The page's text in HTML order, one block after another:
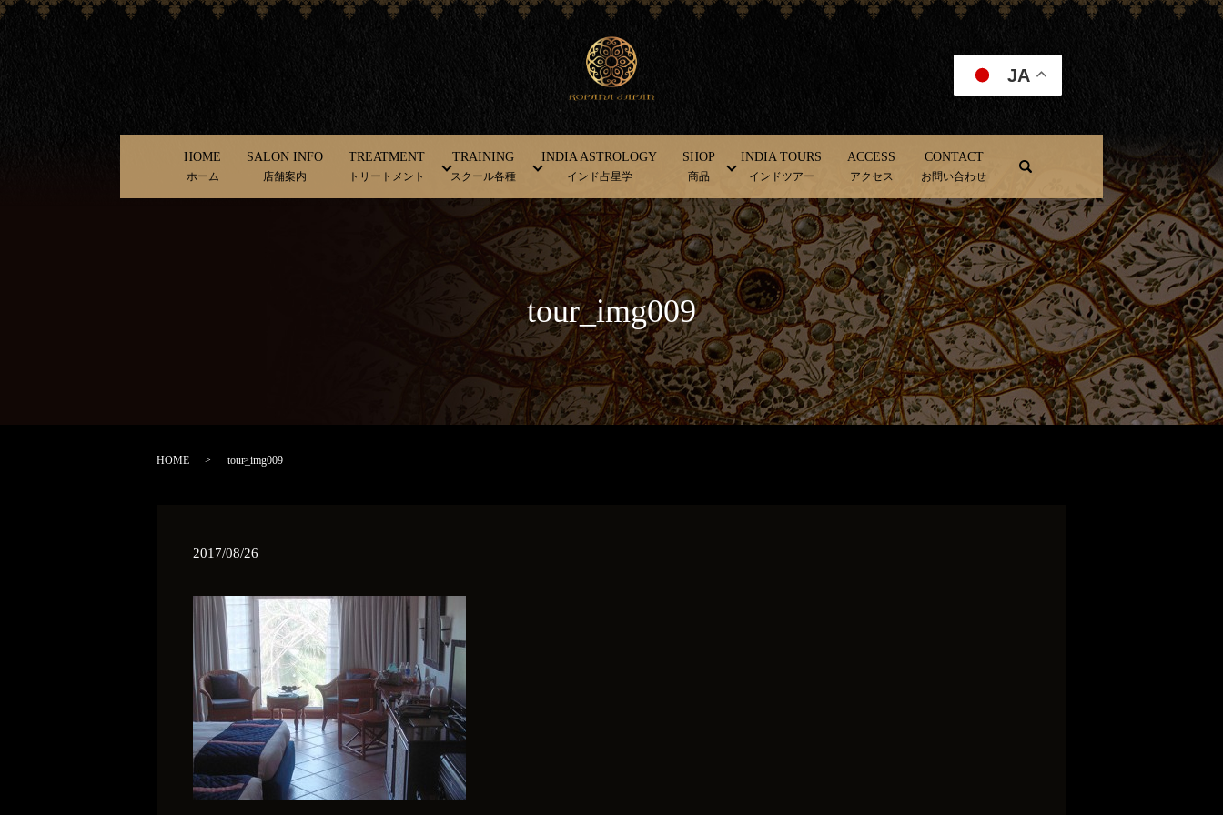
JA
HOME
ホーム
SALON INFO
店舗案内
TREATMENT
トリートメント
TRAINING
スクール各種
INDIA ASTROLOGY
インド占星学
SHOP
商品
INDIA TOURS
インドツアー
ACCESS
アクセス
CONTACT
お問い合わせ
tour_img009
HOME tour_img009
2017/08/26